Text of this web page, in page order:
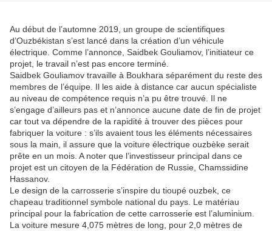
Au début de l’automne 2019, un groupe de scientifiques
d’Ouzbékistan s’est lancé dans la création d’un véhicule
électrique. Comme l’annonce, Saidbek Gouliamov, l’initiateur ce
projet, le travail n’est pas encore terminé.
Saidbek Gouliamov travaille à Boukhara séparément du reste des
membres de l’équipe. Il les aide à distance car aucun spécialiste
au niveau de compétence requis n’a pu être trouvé. Il ne
s’engage d’ailleurs pas et n’annonce aucune date de fin de projet
car tout va dépendre de la rapidité à trouver des pièces pour
fabriquer la voiture : s’ils avaient tous les éléments nécessaires
sous la main, il assure que la voiture électrique ouzbèke serait
prête en un mois. A noter que l’investisseur principal dans ce
projet est un citoyen de la Fédération de Russie, Chamssidine
Hassanov.
Le design de la carrosserie s’inspire du tioupé ouzbek, ce
chapeau traditionnel symbole national du pays. Le matériau
principal pour la fabrication de cette carrosserie est l’aluminium.
La voiture mesure 4,075 mètres de long, pour 2,0 mètres de